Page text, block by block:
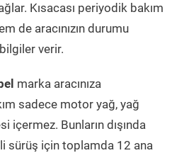
Kısacası periyodik bakım
de aracınızın durumu
verir.
marka aracınıza
sadece motor yağ, yağ
içermez. Bunların dışında
sürüş için toplamda 12 ana